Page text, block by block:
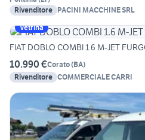
Rivenditore PACINI MACCHINE SRL
Vetrina
FIAT DOBLO COMBI 1.6 M-JET
10.990 €Corato(BA)
Rivenditore COMMERCIALE CARRI